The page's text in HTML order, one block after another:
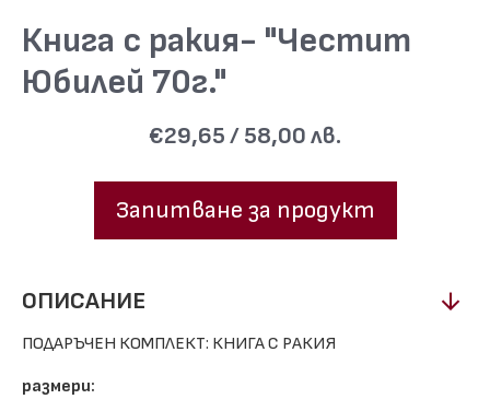
Книга с ракия- "Честит
Юбилей 70г."
€29,65 / 58,00 лв.
Запитване за продукт
ОПИСАНИЕ
ПОДАРЪЧЕН КОМПЛЕКТ: КНИГА С РАКИЯ
размери: